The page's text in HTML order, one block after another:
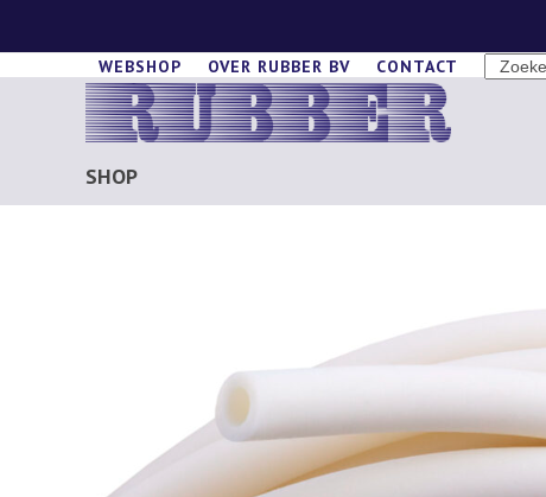
to
content
WEBSHOP
OVER RUBBER BV CONTACT SEARCH
SHOP